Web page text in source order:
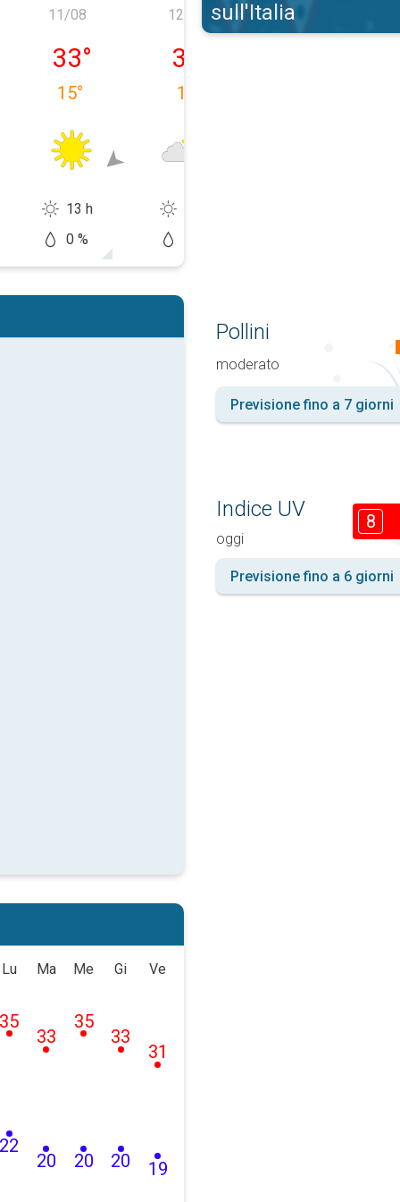
martedì 11/08
11/08
33°
15°
13 h
0 %
mercoledì 12/08
12/08
30
19
13/08
sull'Italia
Lu
22
35
Ma
20
33
Me
20
35
Gi
20
33
Ve
19
31
Pollini
moderato
Previsione fino a 7 giorni
Indice UV
oggi
8
Previsione fino a 6 giorni